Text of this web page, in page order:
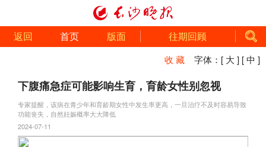
返回 首页 版面 往期回顾
收 藏 字体： [ 大 ] [ 中 ]
下腹痛急症可能影响生育，育龄女性别忽视
专家提醒，该病在青少年和育龄期女性中发生率更高，一旦治疗不及时容易导致
功能丧失，自然妊娠概率大大降低
2024-07-11